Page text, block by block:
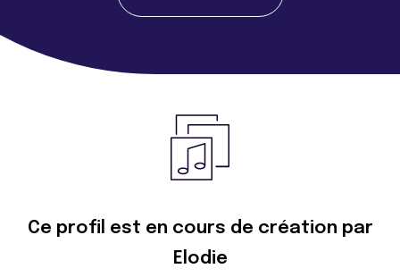
Ce profil est en cours de création par
Elodie